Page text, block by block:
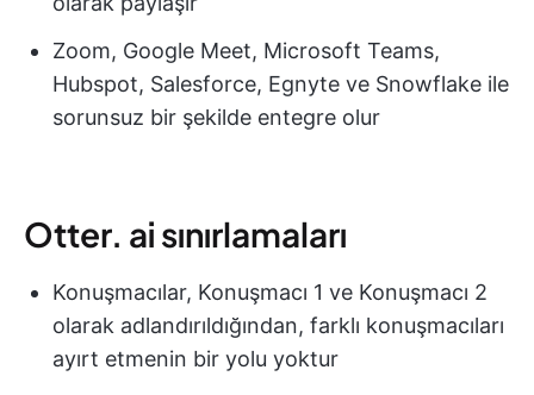
Zoom, Google Meet, Microsoft Teams,
Hubspot, Salesforce, Egnyte ve Snowflake ile
sorunsuz bir şekilde entegre olur
Otter. ai sınırlamaları
Konuşmacılar, Konuşmacı 1 ve Konuşmacı 2
olarak adlandırıldığından, farklı konuşmacıları
ayırt etmenin bir yolu yoktur